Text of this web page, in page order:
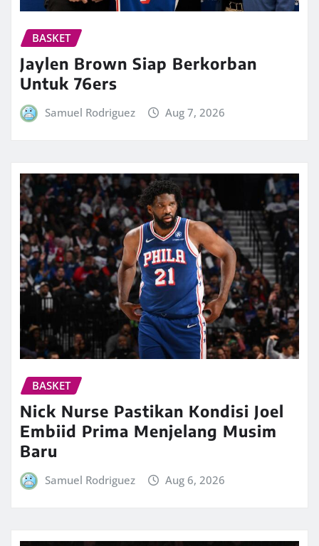
BASKET
Jaylen Brown Siap Berkorban
Untuk 76ers
Samuel Rodriguez Aug 7, 2026
BASKET
Nick Nurse Pastikan Kondisi Joel
Embiid Prima Menjelang Musim
Baru
Samuel Rodriguez Aug 6, 2026